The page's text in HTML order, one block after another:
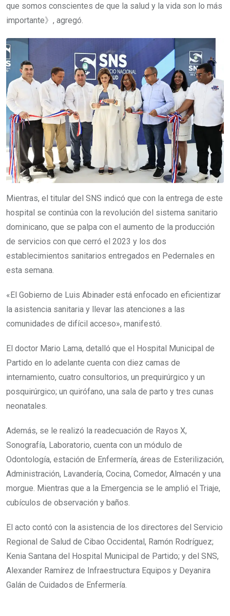
que somos conscientes de que la salud y la vida son lo más
importante》, agregó.
Mientras, el titular del SNS indicó que con la entrega de este
hospital se continúa con la revolución del sistema sanitario
dominicano, que se palpa con el aumento de la producción
de servicios con que cerró el 2023 y los dos
establecimientos sanitarios entregados en Pedernales en
esta semana.
«El Gobierno de Luis Abinader está enfocado en eficientizar
la asistencia sanitaria y llevar las atenciones a las
comunidades de difícil acceso», manifestó.
El doctor Mario Lama, detalló que el Hospital Municipal de
Partido en lo adelante cuenta con diez camas de
internamiento, cuatro consultorios, un prequirúrgico y un
posquirúrgico; un quirófano, una sala de parto y tres cunas
neonatales.
Además, se le realizó la readecuación de Rayos X,
Sonografía, Laboratorio, cuenta con un módulo de
Odontología, estación de Enfermería, áreas de Esterilización,
Administración, Lavandería, Cocina, Comedor, Almacén y una
morgue. Mientras que a la Emergencia se le amplió el Triaje,
cubículos de observación y baños.
El acto contó con la asistencia de los directores del Servicio
Regional de Salud de Cibao Occidental, Ramón Rodríguez;
Kenia Santana del Hospital Municipal de Partido; y del SNS,
Alexander Ramírez de Infraestructura Equipos y Deyanira
Galán de Cuidados de Enfermería.